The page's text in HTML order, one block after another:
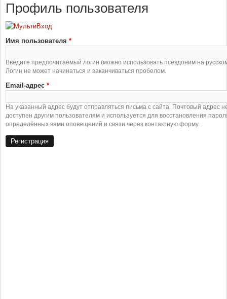
Профиль пользователя
Имя пользователя *
Введите предпочитаемый логин (можно использовать псевдоним на
Логин не может начинаться и заканчиваться пробелом.
Email-адрес *
На указанный адрес будут отправляться письма с сайта. Почтовый адрес
доступен другим пользователям и используется для восстановления
определённых вами оповещений и связи через контактную форму.